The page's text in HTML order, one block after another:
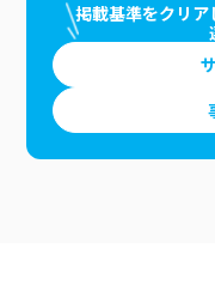
掲載基準をクリ